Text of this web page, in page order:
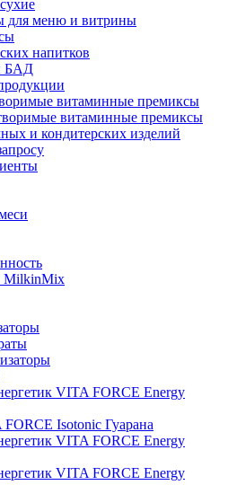
для меню и витрины
напитков
БАД
витаминные премиксы
витаминные премиксы
и кондитерских изделий
MilkinMix
VITA FORCE Energy
Isotonic Гуарана
VITA FORCE Energy
VITA FORCE Energy